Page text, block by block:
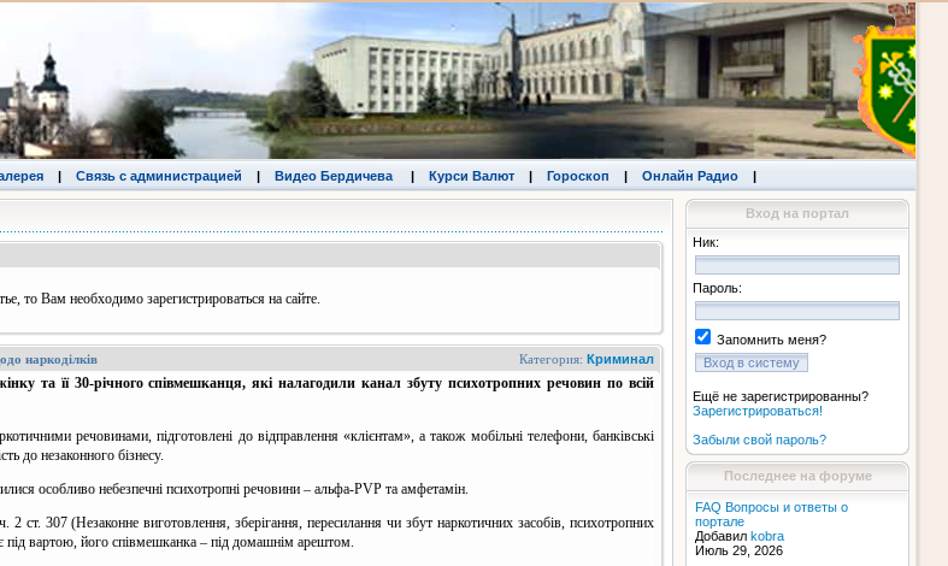
| Связь с администрацией | Видео Бердичева | Курси Валют | Гороскоп | Онлайн Радио |
то Вам необходимо зарегистрироваться на сайте.
наркоділків Категория: Криминал
та її 30-річного співмешканця, які налагодили канал збуту психотропних речовин по всій
речовинами, підготовлені до відправлення «клієнтам», а також мобільні телефони, банківські
до незаконного бізнесу.
особливо небезпечні психотропні речовини – альфа-PVP та амфетамін.
ст. 307 (Незаконне виготовлення, зберігання, пересилання чи збут наркотичних засобів, психотропних
під вартою, його співмешканка – під домашнім арештом.
Вход на портал
Ник:
Пароль:
Запомнить меня?
Ещё не зарегистрированны?
Зарегистрироваться!
Забыли свой пароль?
Последнее на форуме
FAQ Вопросы и ответы о
портале
Добавил kobra
Июль 29, 2026